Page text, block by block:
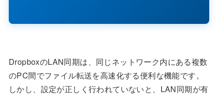
DropboxのLAN同期は、同じネットワーク内にある複数
のPC間でファイル転送を高速化する便利な機能です。
しかし、設定が正しく行われていないと、LAN同期が有